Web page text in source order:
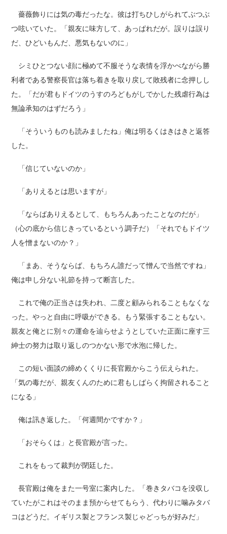
薔薇飾りには気の毒だったな。彼は打ちひしがられてぶつぶ
つ呟いていた。「親友に味方して、あっぱれだが。誤りは誤り
だ、ひどいもんだ、悪気もないのに」
シミひとつない顔に極めて不服そうな表情を浮かべながら勝
利者である警察長官は落ち着きを取り戻して敗残者に念押しし
た。「だが君もドイツのうすのろどもがしでかした残虐行為は
無論承知のはずだろう」
「そういうものも読みましたね」俺は明るくはきはきと返答
した。
「信じていないのか」
「ありえるとは思いますが」
「ならばありえるとして、もちろんあったことなのだが」
（心の底から信じきっているという調子だ）「それでもドイツ
人を憎まないのか？」
「まあ、そうならば、もちろん誰だって憎んで当然ですね」
俺は申し分ない礼節を持って断言した。
これで俺の正当さは失われ、二度と顧みられることもなくな
った。やっと自由に呼吸ができる。もう緊張することもない。
親友と俺とに別々の運命を辿らせようとしていた正面に座す三
紳士の努力は取り返しのつかない形で水泡に帰した。
この短い面談の締めくくりに長官殿からこう伝えられた。
「気の毒だが、親友くんのために君もしばらく拘留されること
になる」
俺は訊き返した。「何週間かですか？」
「おそらくは」と長官殿が言った。
これをもって裁判が閉廷した。
長官殿は俺をまた一号室に案内した。「巻きタバコを没収し
ていたがこれはそのまま預からせてもらう、代わりに噛みタバ
コはどうだ。イギリス製とフランス製じゃどっちが好みだ」